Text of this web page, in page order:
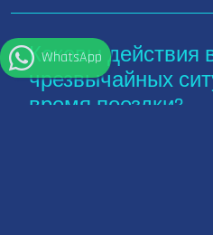
Каковы действия
чрезвычайных
время поездки?
WhatsApp